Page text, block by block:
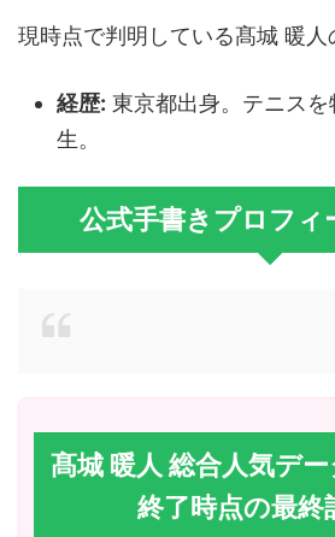
現時点で判明している髙城 暖人
経歴: 東京都出身。テニス
生。
公式手書きプロフィ
髙城 暖人 総合人気デ
終了時点の最終